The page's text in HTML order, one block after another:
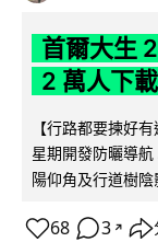
首爾大生
2 萬人下
【行路都要揀好
星期開發防曬導
陽仰角及行道樹陰
68 3 ↗